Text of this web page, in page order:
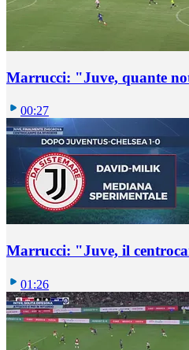
Marrucci: "Juve, quante
00:27
Marrucci: "Juve, il
01:26